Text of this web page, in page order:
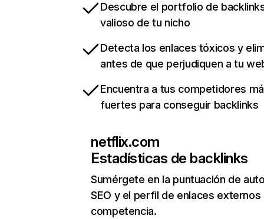
Descubre el portfolio de
valioso de tu nicho
Detecta los enlaces tóxicos y
antes de que perjudiquen a tu
Encuentra a tus competidores
fuertes para conseguir backlinks
netflix.com
Estadísticas de backlinks
Sumérgete en la puntuación de
SEO y el perfil de enlaces externos
competencia.